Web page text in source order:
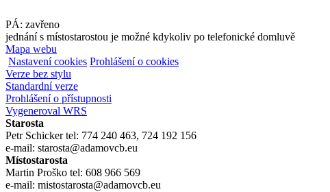
PÁ: zavřeno
jednání s místostarostou je možné kdykoliv po telefonické domluvě
Mapa webu
Nastavení cookies Prohlášení o cookies
Verze bez stylu
Standardní verze
Prohlášení o přístupnosti
Vygeneroval WRS
Starosta
Petr Schicker tel: 774 240 463, 724 192 156
e-mail: starosta@adamovcb.eu
Místostarosta
Martin Proško tel: 608 966 569
e-mail: mistostarosta@adamovcb.eu